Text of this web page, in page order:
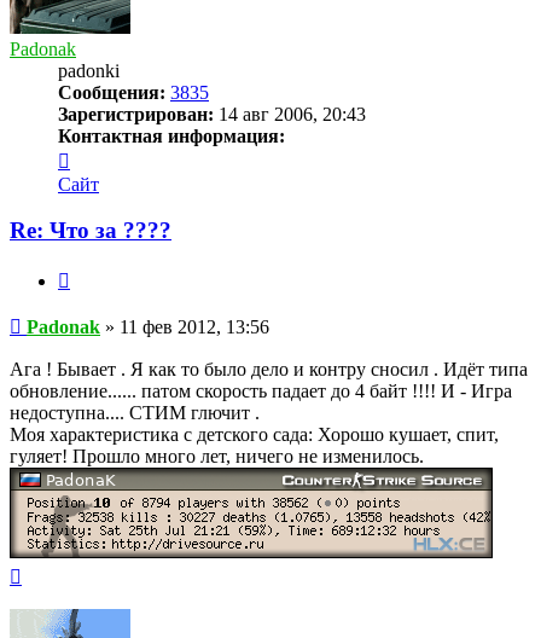
Padonak
padonki
Сообщения: 3835
Зарегистрирован: 14 авг 2006, 20:43
Контактная информация:
информация
пользователя
Padonak
Сайт
Re: Что за ????
Сообщение
Padonak » 11 фев 2012, 13:56
Ага ! Бывает . Я как то было дело и контру сносил . Идёт типа
обновление...... патом скорость падает до 4 байт !!!! И - Игра
недоступна.... СТИМ глючит .
Моя характеристика с детского сада: Хорошо кушает, спит,
гуляет! Прошло много лет, ничего не изменилось.
началу